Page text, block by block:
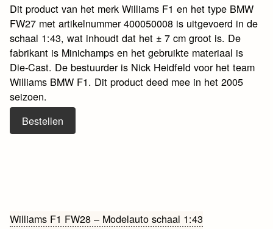
Dit product van het merk Williams F1 en het type BMW
FW27 met artikelnummer 400050008 is uitgevoerd in de
schaal 1:43, wat inhoudt dat het ± 7 cm groot is. De
fabrikant is Minichamps en het gebruikte materiaal is
Die-Cast. De bestuurder is Nick Heidfeld voor het team
Williams BMW F1. Dit product deed mee in het 2005
seizoen.
Bestellen
Bericht
Williams F1 FW28 – Modelauto schaal 1:43